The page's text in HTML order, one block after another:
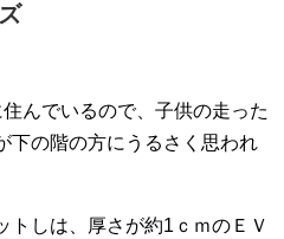
んでいるので、子供の走った
下の階の方にうるさく思われ
トしは、厚さが約1ｃｍのＥＶ